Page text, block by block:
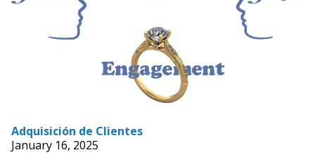
Adquisición de Clientes
January 16, 2025